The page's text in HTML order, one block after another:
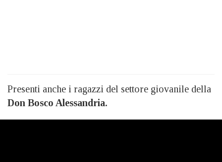
Presenti anche i ragazzi del settore giovanile della
Don Bosco Alessandria.